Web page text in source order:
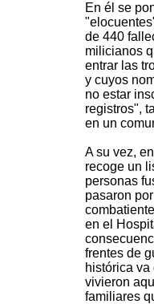
En él se
de 440
milicianos
entrar las
y cuyos
no estar
registros",
en un
A su vez,
recoge un
personas
pasaron
en el
frentes de
histórica
vivieron
familiares